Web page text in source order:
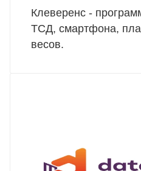
Клеверенс -
ТСД, смартфона,
весов.